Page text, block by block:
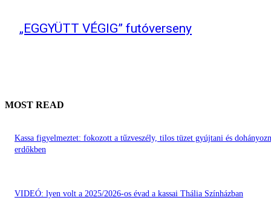
„EGGYÜTT VÉGIG” futóverseny
MOST READ
Kassa figyelmeztet: fokozott a tűzveszély, tilos tüzet gyújtani és
erdőkben
VIDEÓ: lyen volt a 2025/2026-os évad a kassai Thália Színházban